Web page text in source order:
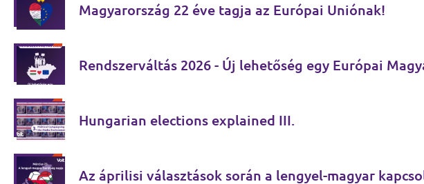
Magyarország 22 éve tagja az Európai Uniónak!
Rendszerváltás 2026 - Új lehetőség egy Európai
Hungarian elections explained III.
Az áprilisi választások során a lengyel-magyar